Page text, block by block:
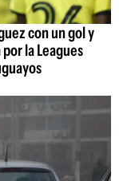
con un gol y
la Leagues